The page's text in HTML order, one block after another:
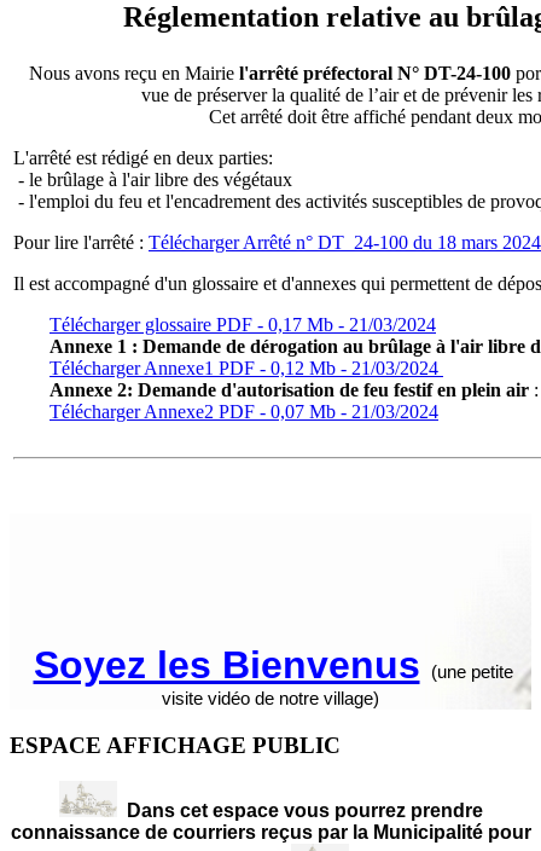
Réglementation relative au
Nous avons reçu en Mairie l'arrêté préfectoral N° DT-24-100
vue de préserver la qualité de l’air et de prévenir
Cet arrêté doit être affiché pendant deux
L'arrêté est rédigé en deux parties:
- le brûlage à l'air libre des végétaux
- l'emploi du feu et l'encadrement des activités susceptibles de
Pour lire l'arrêté : Télécharger Arrêté n° DT_24-100 du 18 mars
Il est accompagné d'un glossaire et d'annexes qui permettent de
Télécharger glossaire PDF - 0,17 Mb - 21/03/2024
Annexe 1 : Demande de dérogation au brûlage à l'air libre
Télécharger Annexe1 PDF - 0,12 Mb - 21/03/2024
Annexe 2: Demande d'autorisation de feu festif en plein air :
Télécharger Annexe2 PDF - 0,07 Mb - 21/03/2024
Soyez les Bienvenus
(une petite
visite vidéo de notre village)
ESPACE AFFICHAGE PUBLIC
Dans cet espace vous pourrez prendre
connaissance de courriers reçus par la Municipalité pour